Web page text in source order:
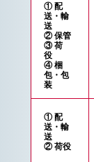
① 配
送・輸
送
② 保管
③ 荷
役
④ 梱
包・包
装
① 配
送・輸
送
② 荷役